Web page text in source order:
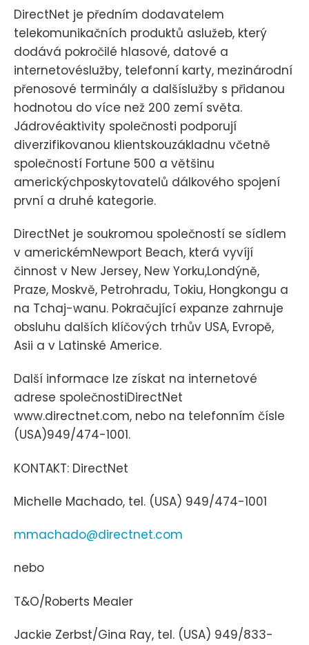
DirectNet je předním dodavatelem
telekomunikačních produktů aslužeb, který
dodává pokročilé hlasové, datové a
internetovéslužby, telefonní karty, mezinárodní
přenosové terminály a dalšíslužby s přidanou
hodnotou do více než 200 zemí světa.
Jádrovéaktivity společnosti podporují
diverzifikovanou klientskouzákladnu včetně
společností Fortune 500 a většinu
americkýchposkytovatelů dálkového spojení
první a druhé kategorie.
DirectNet je soukromou společností se sídlem
v americkémNewport Beach, která vyvíjí
činnost v New Jersey, New Yorku,Londýně,
Praze, Moskvě, Petrohradu, Tokiu, Hongkongu a
na Tchaj-wanu. Pokračující expanze zahrnuje
obsluhu dalších klíčových trhův USA, Evropě,
Asii a v Latinské Americe.
Další informace lze získat na internetové
adrese společnostiDirectNet
www.directnet.com, nebo na telefonním čísle
(USA)949/474-1001.
KONTAKT: DirectNet
Michelle Machado, tel. (USA) 949/474-1001
mmachado@directnet.com
nebo
T&O/Roberts Mealer
Jackie Zerbst/Gina Ray, tel. (USA) 949/833-